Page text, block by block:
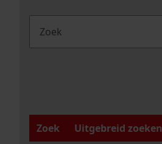
Zoek
Uitgebreid zoeken